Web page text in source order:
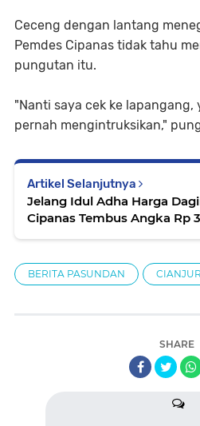
Ceceng dengan lantang
Pemdes Cipanas tidak tahu
pungutan itu.
"Nanti saya cek ke lapangang,
pernah mengintruksikan,"
Artikel Selanjutnya
Jelang Idul Adha Harga
Cipanas Tembus Angka Rp
BERITA PASUNDAN CIANJUR
SHARE